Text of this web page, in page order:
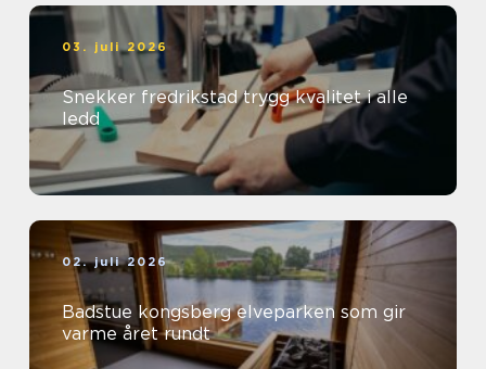
03. juli 2026
Snekker fredrikstad trygg kvalitet i alle
ledd
02. juli 2026
Badstue kongsberg elveparken som gir
varme året rundt